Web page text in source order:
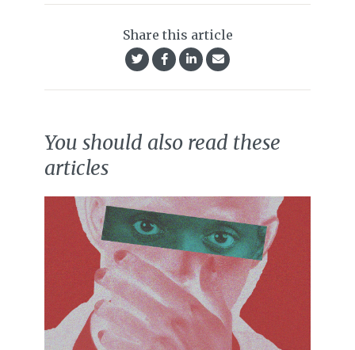
Share this article
You should also read these
articles